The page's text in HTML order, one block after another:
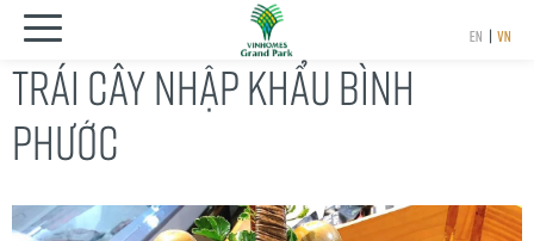
EN | VN
TRÁI CÂY NHẬP KHẨU BÌNH
PHƯỚC